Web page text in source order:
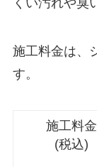
施工料金は、
す。
施工料金
(税込)